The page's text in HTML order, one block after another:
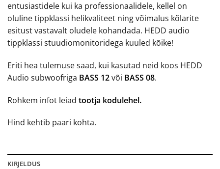
entusiastidele kui ka professionaalidele, kellel on
oluline tippklassi helikvaliteet ning võimalus kõlarite
esitust vastavalt oludele kohandada. HEDD audio
tippklassi stuudiomonitoridega kuuled kõike!
Eriti hea tulemuse saad, kui kasutad neid koos HEDD
Audio subwoofriga BASS 12või BASS 08.
Rohkem infot leiad tootja kodulehel.
Hind kehtib paari kohta.
KIRJELDUS